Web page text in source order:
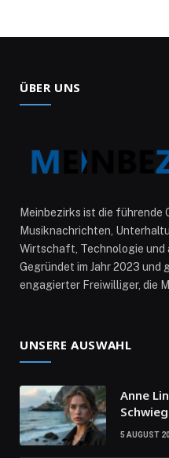
ÜBER UNS
Meinbezirks ist die
Musiknachrichten,
Wirtschaft, Technologie und
Gegründet im Jahr 2023 und
engagierter Freiwilliger, die
UNSERE AUSWAHL
Anne
5 AUGUST